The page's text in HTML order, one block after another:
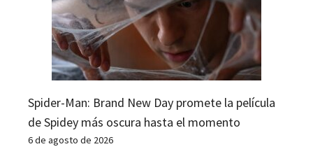
Spider-Man: Brand New Day promete la película
de Spidey más oscura hasta el momento
6 de agosto de 2026